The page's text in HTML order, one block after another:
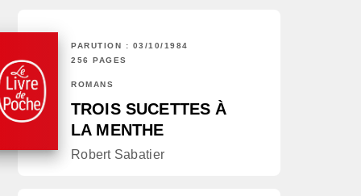
PARUTION : 03/10/1984
256 PAGES
ROMANS
TROIS SUCETTES À
LA MENTHE
Robert Sabatier